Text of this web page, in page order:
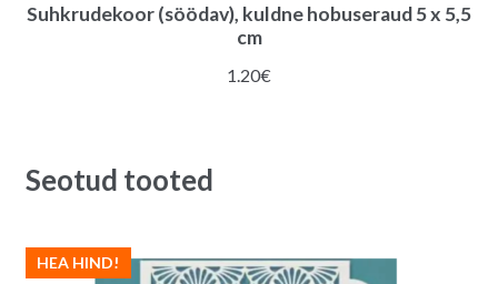
Suhkrudekoor (söödav), kuldne hobuseraud 5 x 5,5
cm
1.20€
Seotud tooted
HEA HIND!